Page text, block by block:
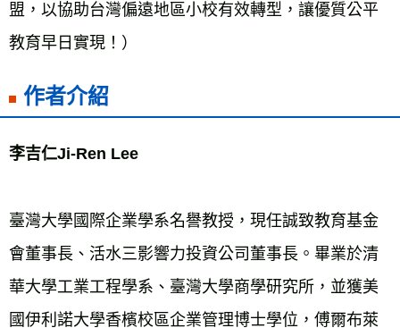
盟，以協助台灣偏遠地區小校有效轉型，讓優質公平
教育早日實現！）
作者介紹
李吉仁Ji-Ren Lee
臺灣大學國際企業學系名譽教授，現任誠致教育基金
會董事長、活水三影響力投資公司董事長。畢業於清
華大學工業工程學系、臺灣大學商學研究所，並獲美
國伊利諾大學香檳校區企業管理博士學位，傅爾布萊